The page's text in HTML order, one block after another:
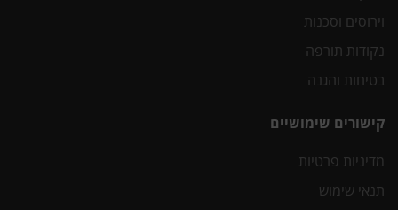
וירוסים וסכנות
נקודות תורפה
בטיחות והגנה
קישורים שימושיים
מדיניות פרטיות
תנאי שימוש